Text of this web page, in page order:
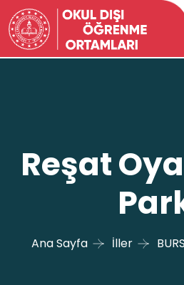
Reşat
Ana Sayfa İller